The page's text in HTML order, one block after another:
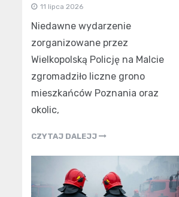
11 lipca 2026
Niedawne wydarzenie
zorganizowane przez
Wielkopolską Policję na Malcie
zgromadziło liczne grono
mieszkańców Poznania oraz
okolic,
CZYTAJ DALEJJ